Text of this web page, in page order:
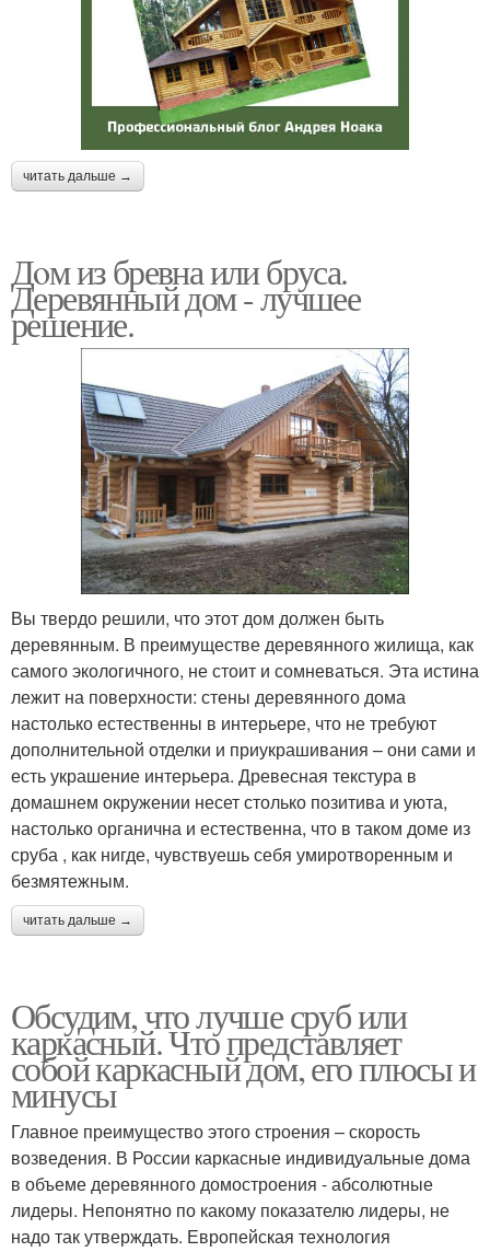
читать дальше →
Дoм из бревна или бруса.
Деревянный дом - лучшее
решение.
Вы твердо решили, что этот дом должен быть
деревянным. В преимуществе деревянного жилища, как
самого экологичного, не стоит и сомневаться. Эта истина
лежит на поверхности: стены деревянного дома
настолько естественны в интерьере, что не требуют
дополнительной отделки и приукрашивания – они сами и
есть украшение интерьера. Древесная текстура в
домашнем окружении несет столько позитива и уюта,
настолько органична и естественна, что в таком доме из
сруба , как нигде, чувствуешь себя умиротворенным и
безмятежным.
читать дальше →
Обсудим, что лучше сруб или
каркасный. Что представляет
собой каркасный дом, его плюсы и
минусы
Главное преимущество этого строения – скорость
возведения. В России каркасные индивидуальные дома
в объеме деревянного домостроения - абсолютные
лидеры. Непонятно по какому показателю лидеры, не
надо так утверждать. Европейская технология